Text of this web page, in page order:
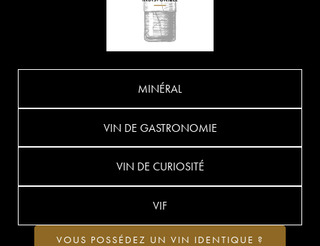
MINÉRAL
VIN DE GASTRONOMIE
VIN DE CURIOSITÉ
VIF
VOUS POSSÉDEZ UN VIN IDENTIQUE ?